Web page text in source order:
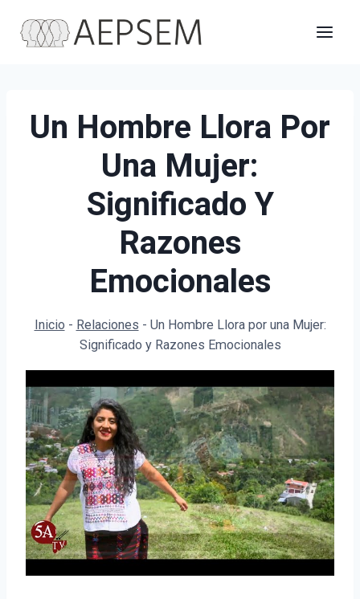
Un Hombre Llora Por
Una Mujer:
Significado Y
Razones
Emocionales
Inicio - Relaciones - Un Hombre Llora por una Mujer:
Significado y Razones Emocionales